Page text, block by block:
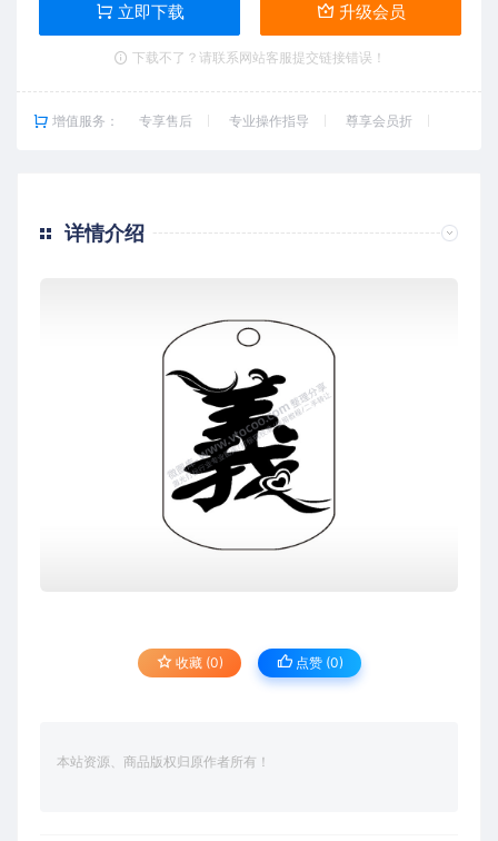
立即下载 升级会员
下载不了？请联系网站客服提交链接错误！
增值服务： 专享售后 专业操作指导 尊享会员折
详情介绍
收藏 (0) 点赞 (0)
本站资源、商品版权归原作者所有！